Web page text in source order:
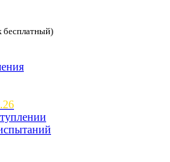
бесплатный)